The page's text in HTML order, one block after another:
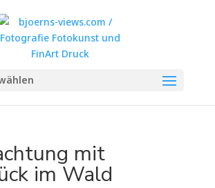
mit
im Wald